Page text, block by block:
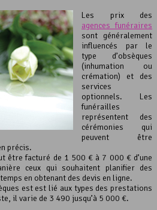
Les prix des
agences funéraires
sont généralement
influencés par le
type d’obsèques
(inhumation ou
crémation) et des
services
optionnels. Les
funérailles
représentent des
cérémonies qui
peuvent être
précis.
être facturé de 1 500 € à 7 000 € d’une
ceux qui souhaitent planifier des
en obtenant des devis en ligne.
est est lié aux types des prestations
il varie de 3 490 jusqu’à 5 000 €.